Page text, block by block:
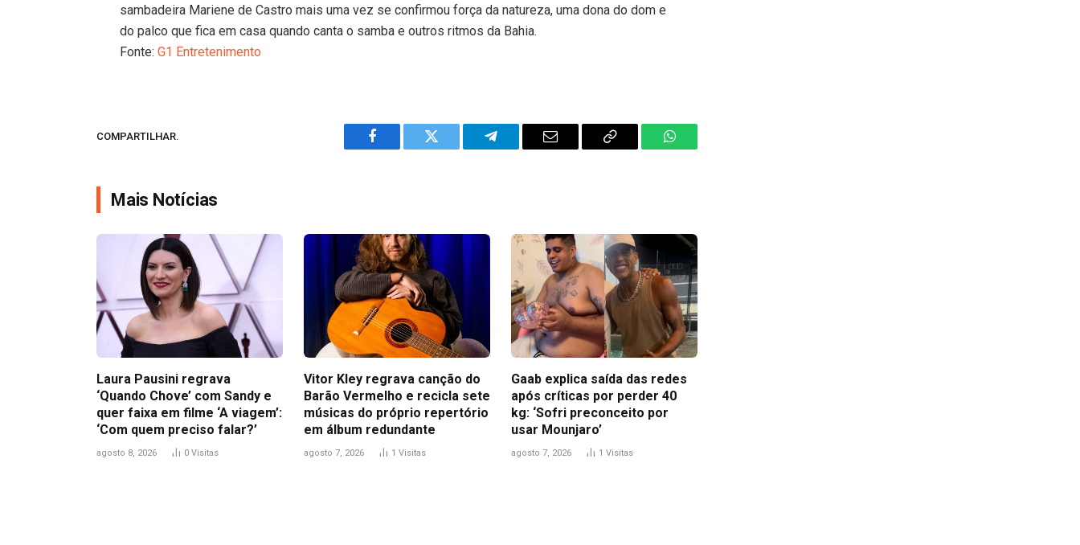
sambadeira Mariene de Castro mais uma vez se confirmou força da natureza, uma dona do dom e
do palco que fica em casa quando canta o samba e outros ritmos da Bahia.
Fonte:G1 Entretenimento
COMPARTILHAR.
Facebook Twitter Telegram Email
Copy
WhatsApp
Mais Notícias
Laura Pausini regrava
‘Quando Chove’ com Sandy e
quer faixa em filme ‘A viagem’:
‘Com quem preciso falar?’
agosto 8, 2026 0 Visitas
Vitor Kley regrava canção do
Barão Vermelho e recicla sete
músicas do próprio repertório
em álbum redundante
agosto 7, 2026 1 Visitas
Gaab explica saída das redes
após críticas por perder 40
kg: ‘Sofri preconceito por
usar Mounjaro’
agosto 7, 2026 1 Visitas